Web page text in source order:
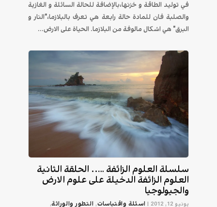
في توليد الطاقة و خزنها،بالإضافة للحالة السائلة و الغازية
والصلبة فان للمادة حالة رابعة هي تعرف بالبلازما،"النار و
البرق" هي اشكال مالوفة من البلازما. الحياة على الارض...
سلسلة العلوم الزائفة ….. الحلقة الثانية
العلوم الزائفة الدخيلة على علوم الارض
والجيولوجيا
يونيو 12, 2012 | اسئلة واقتباسات, التطور والوراثة,